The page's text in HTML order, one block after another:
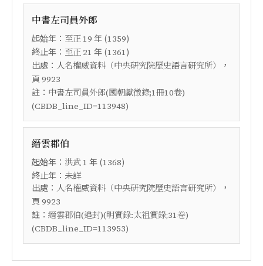
中書左司員外郎
起始年： 至正19 年 (1359)
終止年： 至正 21 年 (1361)
出處： 人名權威資料（中央研究院歷史語言研究所）
，
頁 9923
註： 中書左司員外郎(國朝獻徵錄;1冊10卷)
(CBDB_line_ID=113948)
縉雲郡伯
起始年： 洪武1 年 (1368)
終止年：未詳
出處： 人名權威資料（中央研究院歷史語言研究所）
，
頁 9923
註： 縉雲郡伯(追封)(明實錄:太祖實錄;31卷)
(CBDB_line_ID=113953)